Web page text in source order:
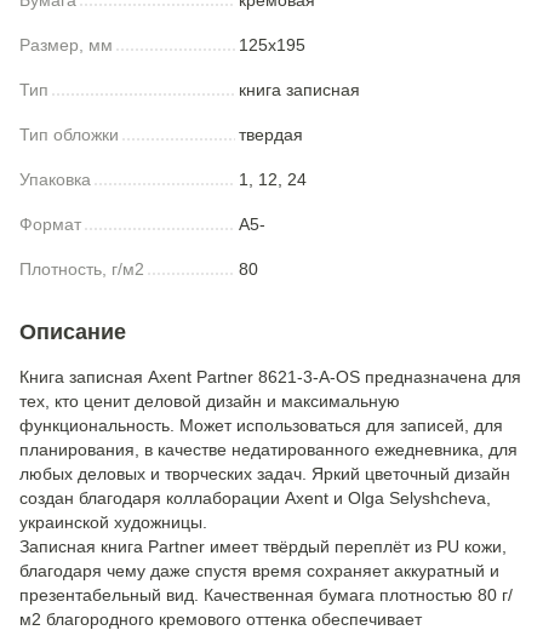
Размер, мм 125x195
Тип книга записная
Тип обложки твердая
Упаковка 1, 12, 24
Формат A5-
Плотность, г/м2 80
Описание
Книга записная Axent Partner 8621-3-A-OS предназначена для
тех, кто ценит деловой дизайн и максимальную
функциональность. Может использоваться для записей, для
планирования, в качестве недатированного ежедневника, для
любых деловых и творческих задач. Яркий цветочный дизайн
создан благодаря коллаборации Axent и Olga Selyshcheva,
украинской художницы.
Записная книга Partner имеет твёрдый переплёт из PU кожи,
благодаря чему даже спустя время сохраняет аккуратный и
презентабельный вид. Качественная бумага плотностью 80 г/
м2 благородного кремового оттенка обеспечивает